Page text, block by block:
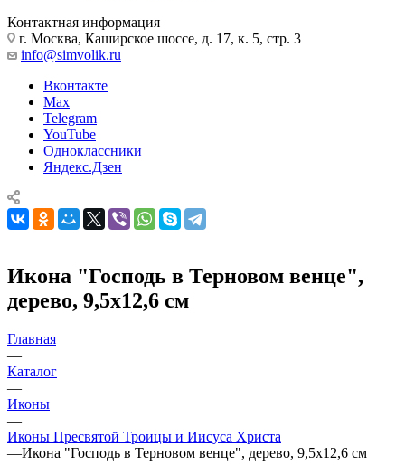
Контактная информация
г. Москва, Каширское шоссе, д. 17, к. 5, стр. 3
info@simvolik.ru
Вконтакте
Max
Telegram
YouTube
Одноклассники
Яндекс.Дзен
Икона "Господь в Терновом венце",
дерево, 9,5х12,6 см
Главная
—
Каталог
—
Иконы
—
Иконы Пресвятой Троицы и Иисуса Христа
—Икона "Господь в Терновом венце", дерево, 9,5х12,6 см